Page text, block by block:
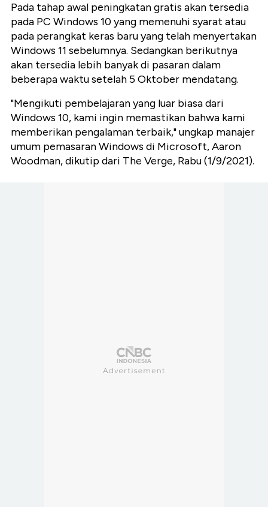
Pada tahap awal peningkatan gratis akan tersedia
pada PC Windows 10 yang memenuhi syarat atau
pada perangkat keras baru yang telah menyertakan
Windows 11 sebelumnya. Sedangkan berikutnya
akan tersedia lebih banyak di pasaran dalam
beberapa waktu setelah 5 Oktober mendatang.
"Mengikuti pembelajaran yang luar biasa dari
Windows 10, kami ingin memastikan bahwa kami
memberikan pengalaman terbaik," ungkap manajer
umum pemasaran Windows di Microsoft, Aaron
Woodman, dikutip dari The Verge, Rabu (1/9/2021).